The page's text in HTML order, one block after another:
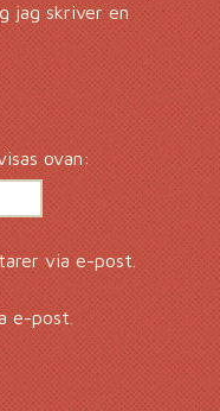
jag skriver en
ovan:
via e-post.
e-post.